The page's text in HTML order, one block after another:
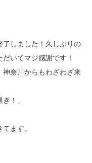
しました！久しぶりの
いてマジ感謝です！
奈川からもわざわざ来
！」
ます。